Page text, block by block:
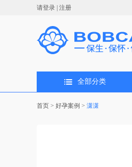
请登录 | 注册
全部分类
首页 > 好孕案例 > 潇潇